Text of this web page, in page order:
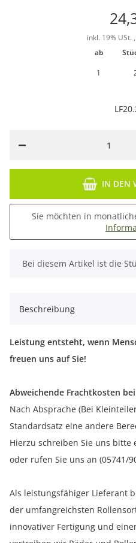
inkl. 19% USt.
ab
1
IN DEN
Sie möchten in
x
Bei diesem Artikel ist die
Beschreibung
Leistung entsteht, wenn
freuen uns auf Sie!
Abweichende Frachtkosten
Nach Absprache (Bei
Standardsatz eine andere
Hierzu schreiben Sie uns bitte
oder rufen Sie uns an (05741/
Als leistungsfähiger Lieferant
der umfangreichsten
innovativer Fertigung und